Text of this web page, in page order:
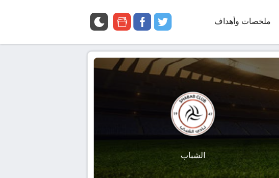
ملخصات وأهداف twitter
facebook
google
الشباب